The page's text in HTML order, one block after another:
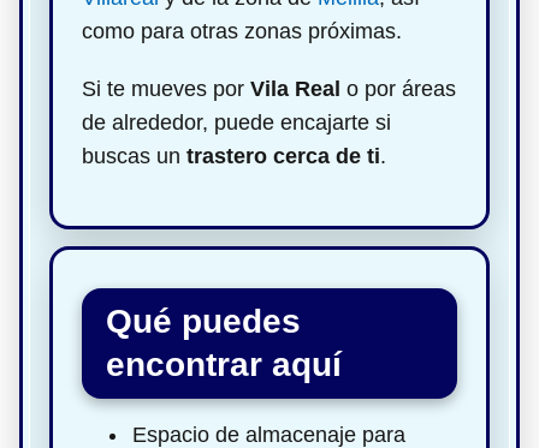
como para otras zonas próximas.
Si te mueves por Vila Real o por áreas
de alrededor, puede encajarte si
buscas un trastero cerca de ti.
Qué puedes
encontrar aquí
Espacio de almacenaje para